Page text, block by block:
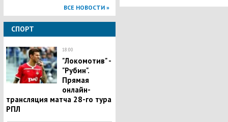
ВСЕ НОВОСТИ »
СПОРТ
18:00
"Локомотив" -
"Рубин".
Прямая
онлайн-
трансляция матча 28-го тура
РПЛ